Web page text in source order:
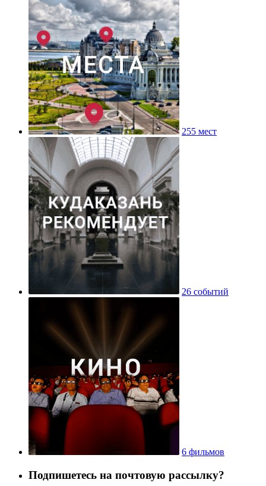
255 мест
26 событий
6 фильмов
Подпишетесь на почтовую рассылку?